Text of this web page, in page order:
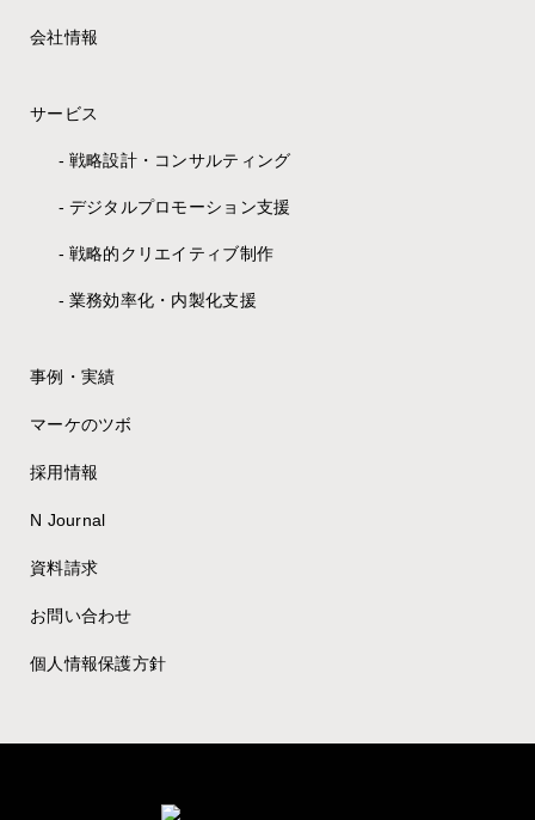
会社情報
サービス
戦略設計・コンサルティング
デジタルプロモーション支援
戦略的クリエイティブ制作
業務効率化・内製化支援
事例・実績
マーケのツボ
採用情報
N Journal
資料請求
お問い合わせ
個人情報保護方針